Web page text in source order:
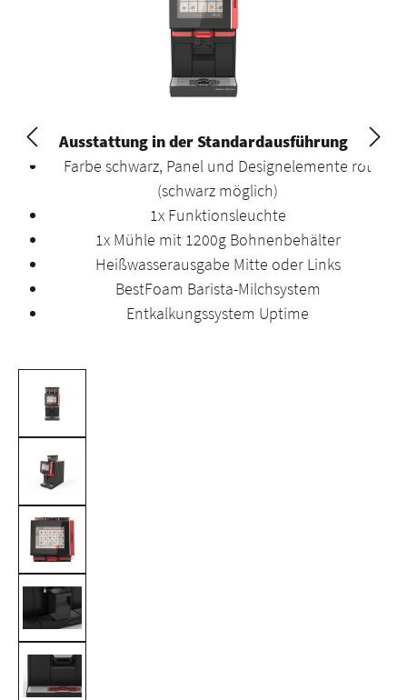
Ausstattung in der Standardausführung
Farbe schwarz, Panel und Designelemente rot
(schwarz möglich)
1x Funktionsleuchte
1x Mühle mit 1200g Bohnenbehälter
Heißwasserausgabe Mitte oder Links
BestFoam Barista-Milchsystem
Entkalkungssystem Uptime